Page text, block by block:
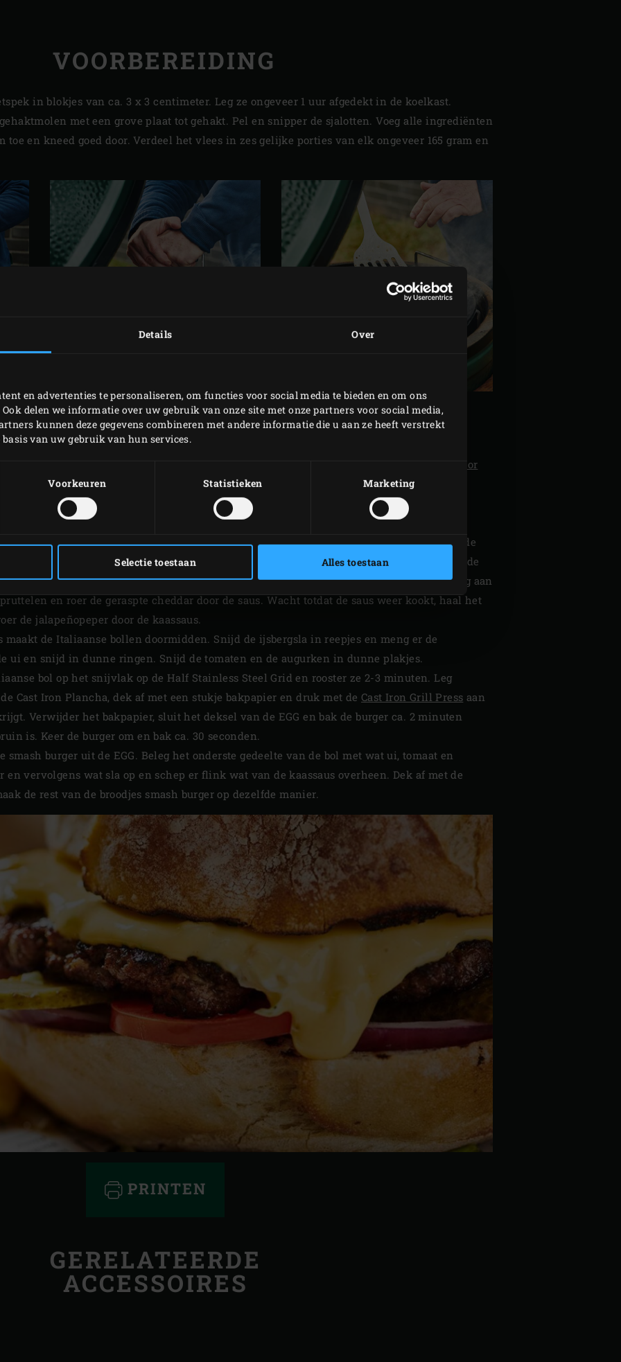
Details Over
en advertenties te personaliseren, om functies voor social media te bieden en om ons
delen we informatie over uw gebruik van onze site met onze partners voor social media,
kunnen deze gegevens combineren met andere informatie die u aan ze heeft verstrekt
basis van uw gebruik van hun services.
Voorkeuren Statistieken Marketing
Selectie toestaan Alles toestaan
VOORBEREIDING
in blokjes van ca. 3 x 3 centimeter. Leg ze ongeveer 1 uur afgedekt in de koelkast.
met een grove plaat tot gehakt. Pel en snipper de sjalotten. Voeg alle ingrediënten
toe en kneed goed door. Verdeel het vlees in zes gelijke porties van elk ongeveer 165 gram en
BEREIDING
Half convEGGtor
Stainless Steel Grid . Plaats op de andere helft van het bovenste level deHalf Cast Iron
Basket in de EGG. Sluit het deksel en breng de temperatuur naar 250 °C. Knip zes
ongeveer 20 centimeter.
de kaassaus de sjalot. Halveer de jalapeñopepers in de lengte, verwijder de steeltjes en de
fijn. Smelt de boter in een pannetje en voeg de sjalot toe. Bak 2-3 minuten totdat de
erdoor en laat ca. 3 minuten garen. Schenk al roerend de melk in het pannetje en breng aan
en roer de geraspte cheddar door de saus. Wacht totdat de saus weer kookt, haal het
de jalapeñopeper door de kaassaus.
maakt de Italiaanse bollen doormidden. Snijd de ijsbergsla in reepjes en meng er de
ui en snijd in dunne ringen. Snijd de tomaten en de augurken in dunne plakjes.
bol op het snijvlak op de Half Stainless Steel Grid en rooster ze 2-3 minuten. Leg
Cast Iron Plancha, dek af met een stukje bakpapier en druk met de Cast Iron Grill Press aan
Verwijder het bakpapier, sluit het deksel van de EGG en bak de burger ca. 2 minuten
is. Keer de burger om en bak ca. 30 seconden.
smash burger uit de EGG. Beleg het onderste gedeelte van de bol met wat ui, tomaat en
en vervolgens wat sla op en schep er flink wat van de kaassaus overheen. Dek af met de
de rest van de broodjes smash burger op dezelfde manier.
PRINTEN
GERELATEERDE
ACCESSOIRES